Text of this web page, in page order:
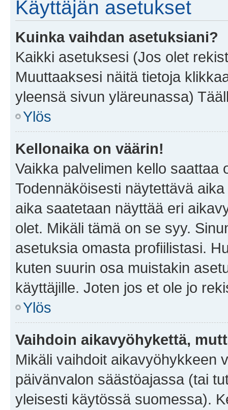
Käyttäjän asetukset
Kuinka vaihdan asetuksiani?
Kaikki asetuksesi (Jos olet
Muuttaaksesi näitä tietoja
yleensä sivun yläreunassa)
Ylös
Kellonaika on väärin!
Vaikka palvelimen kello saattaa
Todennäköisesti näytettävä
aika saatetaan näyttää eri
olet. Mikäli tämä on se syy.
asetuksia omasta profiilistasi.
kuten suurin osa muistakin
käyttäjille. Joten jos et ole jo
Ylös
Vaihdoin aikavyöhykettä,
Mikäli vaihdoit aikavyöhykkeen
päivänvalon säästöajassa (tai
yleisesti käytössä suomessa).